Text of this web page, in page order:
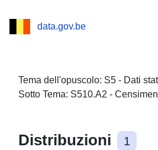
Limburgo
data.gov.be
Tema dell'opuscolo: S5 - Dati
Sotto Tema: S510.A2 -
Distribuzioni 1